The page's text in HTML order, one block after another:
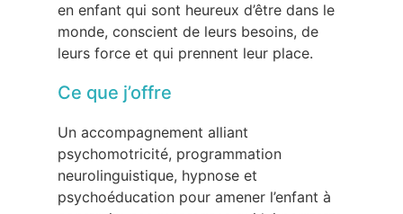
en enfant qui sont heureux d’être dans le
monde, conscient de leurs besoins, de
leurs force et qui prennent leur place.
Ce que j’offre
Un accompagnement alliant
psychomotricité, programmation
neurolinguistique, hypnose et
psychoéducation pour amener l’enfant à